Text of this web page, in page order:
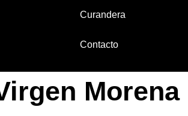
Curandera
Contacto
Morena